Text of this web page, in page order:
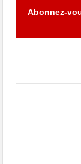
Abonnez-